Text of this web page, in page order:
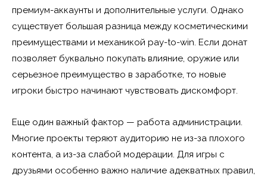
премиум-аккаунты и дополнительные услуги. Однако
существует большая разница между косметическими
преимуществами и механикой pay-to-win. Если донат
позволяет буквально покупать влияние, оружие или
серьезное преимущество в заработке, то новые
игроки быстро начинают чувствовать дискомфорт.
Еще один важный фактор — работа администрации.
Многие проекты теряют аудиторию не из-за плохого
контента, а из-за слабой модерации. Для игры с
друзьями особенно важно наличие адекватных правил,